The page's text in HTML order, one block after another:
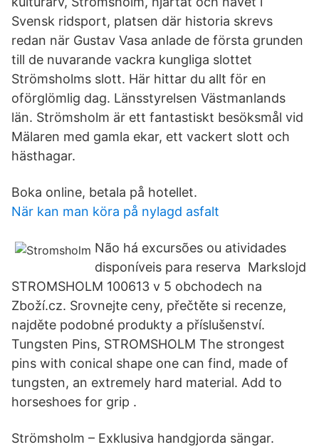
Svensk ridsport, platsen där historia skrevs
redan när Gustav Vasa anlade de första grunden
till de nuvarande vackra kungliga slottet
Strömsholms slott. Här hittar du allt för en
oförglömlig dag. Länsstyrelsen Västmanlands
län. Strömsholm är ett fantastiskt besöksmål vid
Mälaren med gamla ekar, ett vackert slott och
hästhagar.
Boka online, betala på hotellet.
När kan man köra på nylagd asfalt
Não há excursões ou atividades
disponíveis para reserva Markslojd
STROMSHOLM 100613 v 5 obchodech na
Zboží.cz. Srovnejte ceny, přečtěte si recenze,
najděte podobné produkty a příslušenství.
Tungsten Pins, STROMSHOLM The strongest
pins with conical shape one can find, made ​​of
tungsten, an extremely hard material. Add to
horseshoes for grip .
Strömsholm – Exklusiva handgjorda sängar.